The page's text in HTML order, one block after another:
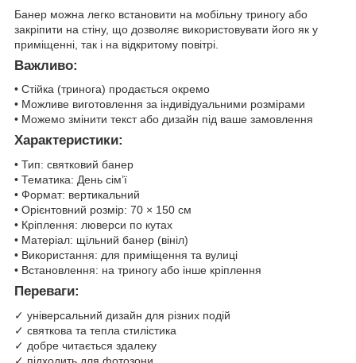
Банер можна легко встановити на мобільну триногу або
закріпити на стіну, що дозволяє використовувати його як у
приміщенні, так і на відкритому повітрі.
Важливо:
• Стійка (тринога) продається окремо
• Можливе виготовлення за індивідуальними розмірами
• Можемо змінити текст або дизайн під ваше замовлення
Характеристики:
• Тип: святковий банер
• Тематика: День сім’ї
• Формат: вертикальний
• Орієнтовний розмір: 70 × 150 см
• Кріплення: люверси по кутах
• Матеріал: щільний банер (вініл)
• Використання: для приміщення та вулиці
• Встановлення: на триногу або інше кріплення
Переваги:
✓ універсальний дизайн для різних подій
✓ святкова та тепла стилістика
✓ добре читається здалеку
✓ підходить для фотозони